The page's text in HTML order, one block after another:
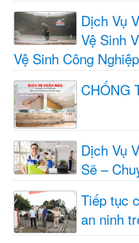
Dịch Vụ
Vệ Sinh
Vệ Sinh Công
CHỐNG
Dịch Vụ
Sẽ –
Tiếp tục
an ninh